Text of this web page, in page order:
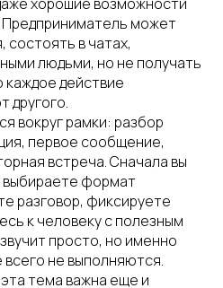
может
в чатах,
людьми, но не получать
каждое действие
другого.
вокруг рамки: разбор
первое сообщение,
встреча. Сначала вы
формат
разговор, фиксируете
к человеку с полезным
просто, но именно
не выполняются.
тема важна еще и